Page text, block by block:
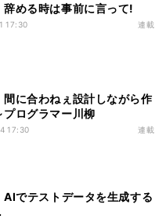
辞める時は事前に言って!
17:30 連載
間に合わねぇ設計しながら作
プログラマー川柳
17:30 連載
AIでテストデータを生成する